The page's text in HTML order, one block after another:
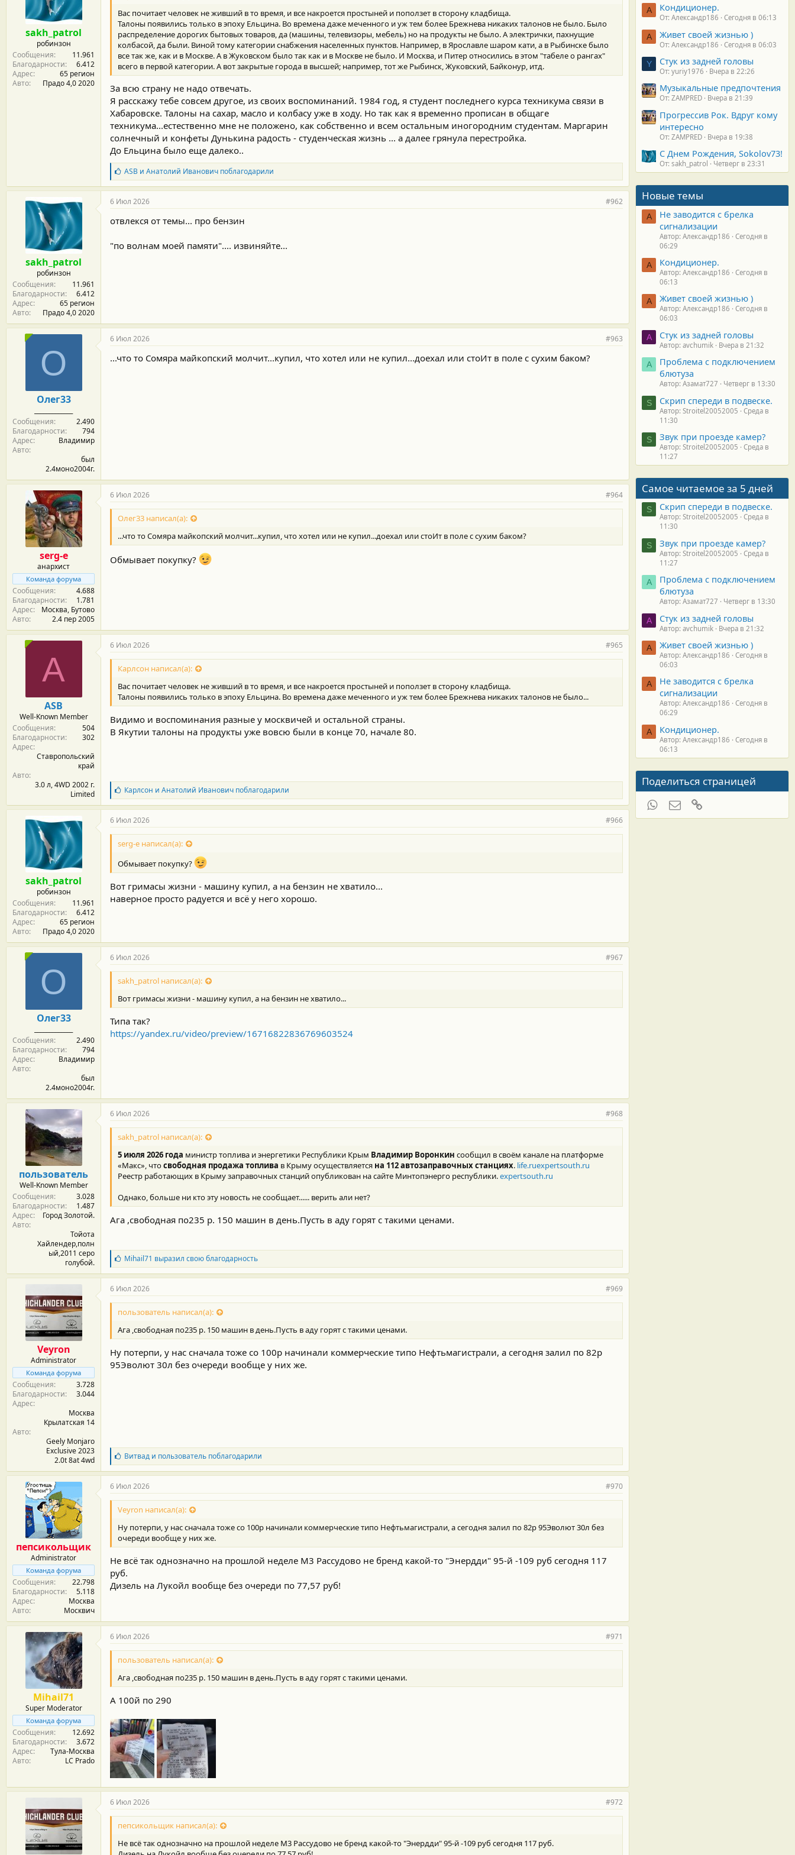
л
а
sakh_patrol
робинзон
Сообщения
11.961
Благодарности
6.412
Адрес
65 регион
Авто
Прадо 4,0 2020
Вас почитает человек не живший в то время, и все накроется простыней и поползет в сторону кладбища.
Талоны появились только в эпоху Ельцина. Во времена даже меченного и уж тем более Брежнева никаких талонов не было. Было
распределение дорогих бытовых товаров, да (машины, телевизоры, мебель) но на продукты не было. А электрички, пахнущие
колбасой, да были. Виной тому категории снабжения населенных пунктов. Например, в Ярославле шаром кати, а в Рыбинске было
все так же, как и в Москве. А в Жуковском было так как и в Москве не было. И Москва, и Питер относились в этом "табеле о рангах"
всего в первой категории. А вот закрытые города в высшей; например, тот же Рыбинск, Жуковский, Байконур, итд.
За всю страну не надо отвечать.
Я расскажу тебе совсем другое, из своих воспоминаний. 1984 год, я студент последнего курса техникума связи в
Хабаровске. Талоны на сахар, масло и колбасу уже в ходу. Но так как я временно прописан в общаге
техникума...естественно мне не положено, как собственно и всем остальным иногородним студентам. Маргарин
солнечный и конфеты Дунькина радость - студенческая жизнь ... а далее грянула перестройка.
До Ельцина было еще далеко..
Б
л
а
г
о
д
а
н
ASBи Анатолий Ивановичпоблагодарили
sakh_patrol
робинзон
Сообщения
11.961
Благодарности
6.412
Адрес
65 регион
Авто
Прадо 4,0 2020
6 Июл 2026 #962
отвлекся от темы... про бензин
"по волнам моей памяти".... извиняйте...
О
Олег33
Сообщения
2.490
Благодарности
794
Адрес
Владимир
Авто
был
2.4моно2004г.
6 Июл 2026 #963
...что то Сомяра майкопский молчит...купил, что хотел или не купил...доехал или стоИт в поле с сухим баком?
serg-e
анархист
Команда форума
Сообщения
4.688
Благодарности
1.781
Адрес
Москва, Бутово
Авто
2.4 пер 2005
6 Июл 2026 #964
Олег33 написал(а):
...что то Сомяра майкопский молчит...купил, что хотел или не купил...доехал или стоИт в поле с сухим баком?
Обмывает покупку?
A
ASB
Well-Known Member
Сообщения
504
Благодарности
302
Адрес
Ставропольский
край
Авто
3.0 л, 4WD 2002 г.
Limited
6 Июл 2026 #965
Карлсон написал(а):
Вас почитает человек не живший в то время, и все накроется простыней и поползет в сторону кладбища.
Талоны появились только в эпоху Ельцина. Во времена даже меченного и уж тем более Брежнева никаких талонов не было...
Видимо и воспоминания разные у москвичей и остальной страны.
В Якутии талоны на продукты уже вовсю были в конце 70, начале 80.
Б
л
а
г
о
д
а
н
о
с
и
Карлсон и Анатолий Ивановичпоблагодарили
sakh_patrol
робинзон
Сообщения
11.961
Благодарности
6.412
Адрес
65 регион
Авто
Прадо 4,0 2020
6 Июл 2026 #966
serg-e написал(а):
Обмывает покупку?
Вот гримасы жизни - машину купил, а на бензин не хватило...
наверное просто радуется и всё у него хорошо.
О
Олег33
Сообщения
2.490
Благодарности
794
Адрес
Владимир
Авто
был
2.4моно2004г.
6 Июл 2026 #967
sakh_patrol написал(а):
Вот гримасы жизни - машину купил, а на бензин не хватило...
Типа так?
https://yandex.ru/video/preview/16716822836769603524
пользователь
Well-Known Member
Сообщения
3.028
Благодарности
1.487
Адрес
Город Золотой.
Авто
Тойота
Хайлендер,полн
ый,2011 серо
голубой.
6 Июл 2026 #968
sakh_patrol написал(а):
5 июля 2026 года министр топлива и энергетики Республики Крым Владимир Воронкин сообщил в своём канале на платформе
«Макс», чтосвободная продажа топлива в Крыму осуществляется на 112 автозаправочных станциях. life.ruexpertsouth.ru
Реестр работающих в Крыму заправочных станций опубликован на сайте Минтопэнерго республики.expertsouth.ru
Однако, больше ни кто эту новость не сообщает...... верить али нет?
Ага ,свободная по235 р. 150 машин в день.Пусть в аду горят с такими ценами.
Б
л
а
г
о
д
а
н
с
т
и
Mihail71 выразил свою благодарность
Veyron
Administrator
Команда форума
Сообщения
3.728
Благодарности
3.044
Адрес
Москва
Крылатская 14
Авто
Geely Monjaro
Exclusive 2023
2.0t 8at 4wd
6 Июл 2026 #969
пользователь написал(а):
Ага ,свободная по235 р. 150 машин в день.Пусть в аду горят с такими ценами.
Ну потерпи, у нас сначала тоже со 100р начинали коммерческие типо Нефтьмагистрали, а сегодня залил по 82р
95Эволют 30л без очереди вообще у них же.
Б
л
а
г
о
д
а
н
о
с
т
и
:
Витвади пользовательпоблагодарили
пепсикольщик
Administrator
Команда форума
Сообщения
22.798
Благодарности
5.118
Адрес
Москва
Авто
Москвич
6 Июл 2026 #970
Veyron написал(а):
Ну потерпи, у нас сначала тоже со 100р начинали коммерческие типо Нефтьмагистрали, а сегодня залил по 82р 95Эволют 30л без
очереди вообще у них же.
Не всё так однозначно на прошлой неделе М3 Рассудово не бренд какой-то "Энердди" 95-й -109 руб сегодня 117
руб.
Дизель на Лукойл вообще без очереди по 77,57 руб!
Mihail71
Super Moderator
Команда форума
Сообщения
12.692
Благодарности
3.672
Адрес
Тула-Москва
Авто
LC Prado
6 Июл 2026 #971
пользователь написал(а):
Ага ,свободная по235 р. 150 машин в день.Пусть в аду горят с такими ценами.
А 100й по 290
6 Июл 2026 #972
пепсикольщик написал(а):
Не всё так однозначно на прошлой неделе М3 Рассудово не бренд какой-то "Энердди" 95-й -109 руб сегодня 117 руб.
А Кондиционер.
От: Александр186 Сегодня в 06:13
А Живет своей жизнью )
От: Александр186 Сегодня в 06:03
Y Стук из задней головы
От: yuriy1976 Вчера в 22:26
Музыкальные предпочтения
От: ZAMPRED Вчера в 21:39
Прогрессив Рок. Вдруг кому
интересно
От: ZAMPRED Вчера в 19:38
С Днем Рождения, Sokolov73!
От: sakh_patrol Четверг в 23:31
Новые темы
А
Не заводится с брелка
сигнализации
Автор: Александр186
Сегодня в
06:29
А Кондиционер.
Автор: Александр186
Сегодня в
06:13
А Живет своей жизнью )
Автор: Александр186
Сегодня в
06:03
A Стук из задней головы
Автор: avchumik Вчера в 21:32
А
Проблема с подключением
блютуза
Автор: Азамат727 Четверг в 13:30
S Скрип спереди в подвеске.
Автор: Stroitel20052005
Среда в
11:30
S Звук при проезде камер?
Автор: Stroitel20052005
Среда в
11:27
Самое читаемое за 5 дней
S Скрип спереди в подвеске.
Автор: Stroitel20052005
Среда в
11:30
S Звук при проезде камер?
Автор: Stroitel20052005
Среда в
11:27
А
Проблема с подключением
блютуза
Автор: Азамат727 Четверг в 13:30
A Стук из задней головы
Автор: avchumik Вчера в 21:32
А Живет своей жизнью )
Автор: Александр186
Сегодня в
06:03
А
Не заводится с брелка
сигнализации
Автор: Александр186
Сегодня в
06:29
А Кондиционер.
Автор: Александр186
Сегодня в
06:13
Поделиться страницей
WhatsAppЭлектронная почта